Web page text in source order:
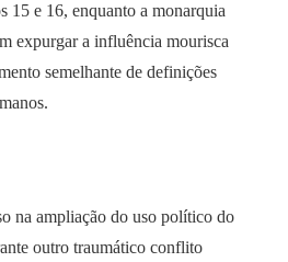
15 e 16, enquanto a monarquia
expurgar a influência mourisca
semelhante de definições
na ampliação do uso político do
outro traumático conflito